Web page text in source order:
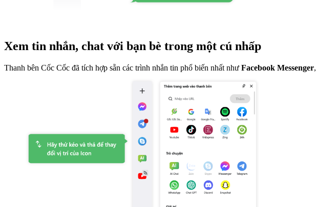
Xem tin nhắn, chat với bạn bè trong một cú nhấp
Thanh bên Cốc Cốc đã tích hợp sẵn các trình nhắn tin phổ biến nhất như Facebook Messenger,